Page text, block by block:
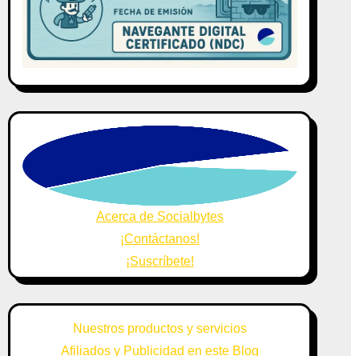
Acerca de Socialbytes
¡Contáctanos!
¡Suscríbete!
Nuestros productos y servicios
Afiliados y Publicidad en este Blog